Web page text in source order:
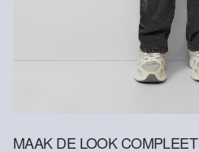
MAAK DE LOOK COMPLEET